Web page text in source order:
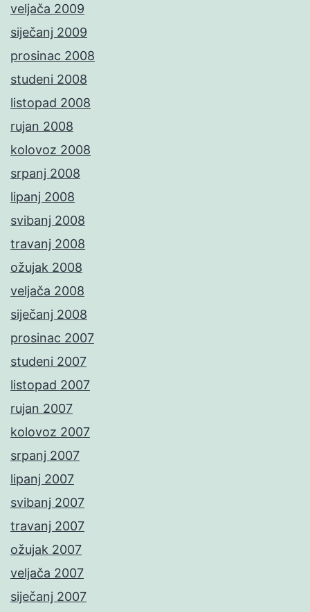
veljača 2009
siječanj 2009
prosinac 2008
studeni 2008
listopad 2008
rujan 2008
kolovoz 2008
srpanj 2008
lipanj 2008
svibanj 2008
travanj 2008
ožujak 2008
veljača 2008
siječanj 2008
prosinac 2007
studeni 2007
listopad 2007
rujan 2007
kolovoz 2007
srpanj 2007
lipanj 2007
svibanj 2007
travanj 2007
ožujak 2007
veljača 2007
siječanj 2007